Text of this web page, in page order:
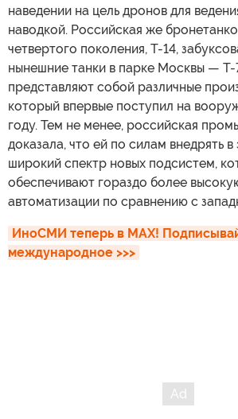
наведении на цель дронов для
наводкой. Российская же
четвертого поколения, Т-14,
нынешние танки в парке Москвы —
представляют собой различные
который впервые поступил на
году. Тем не менее, российская
доказала, что ей по силам внедрять
широкий спектр новых подсистем,
обеспечивают гораздо более
автоматизации по сравнению с
ИноСМИ теперь в MAX!
международное >>>